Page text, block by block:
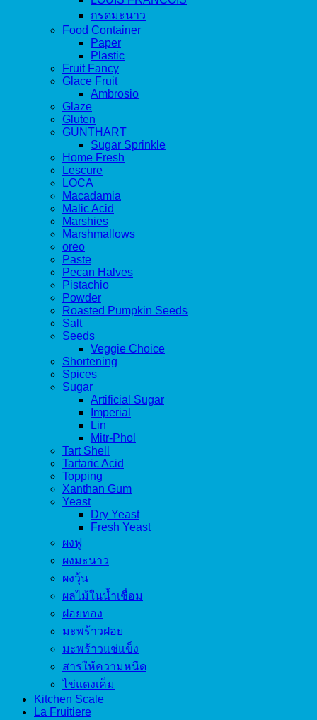
กรดมะนาว
Food Container
Paper
Plastic
Fruit Fancy
Glace Fruit
Ambrosio
Glaze
Gluten
GUNTHART
Sugar Sprinkle
Home Fresh
Lescure
LOCA
Macadamia
Malic Acid
Marshies
Marshmallows
oreo
Paste
Pecan Halves
Pistachio
Powder
Roasted Pumpkin Seeds
Salt
Seeds
Veggie Choice
Shortening
Spices
Sugar
Artificial Sugar
Imperial
Lin
Mitr-Phol
Tart Shell
Tartaric Acid
Topping
Xanthan Gum
Yeast
Dry Yeast
Fresh Yeast
ผงฟู
ผงมะนาว
ผงวุ้น
ผลไม้ในน้ำเชื่อม
ฝอยทอง
มะพร้าวฝอย
มะพร้าวแช่แข็ง
สารให้ความหนืด
ไข่แดงเค็ม
Kitchen Scale
La Fruitiere